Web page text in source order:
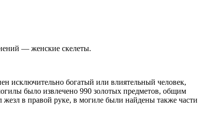
— женские скелеты.
исключительно богатый или влиятельный человек,
было извлечено 990 золотых предметов, общим
в правой руке, в могиле были найдены также части